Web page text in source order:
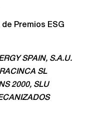
Premios ESG
SPAIN, S.A.U.
SL
2000, SLU